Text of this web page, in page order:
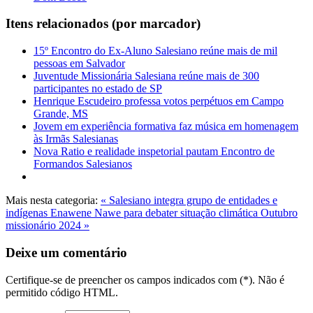
Itens relacionados (por marcador)
15º Encontro do Ex-Aluno Salesiano reúne mais de mil
pessoas em Salvador
Juventude Missionária Salesiana reúne mais de 300
participantes no estado de SP
Henrique Escudeiro professa votos perpétuos em Campo
Grande, MS
Jovem em experiência formativa faz música em homenagem
às Irmãs Salesianas
Nova Ratio e realidade inspetorial pautam Encontro de
Formandos Salesianos
Mais nesta categoria: « Salesiano integra grupo de entidades e
indígenas Enawene Nawe para debater situação climática Outubro
missionário 2024 »
Deixe um comentário
Certifique-se de preencher os campos indicados com (*). Não é
permitido código HTML.